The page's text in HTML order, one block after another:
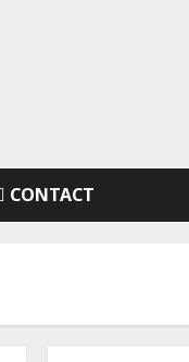
CONTACT